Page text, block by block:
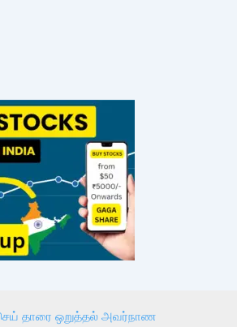
தாரை ஒறுத்தல் அவர்நாண